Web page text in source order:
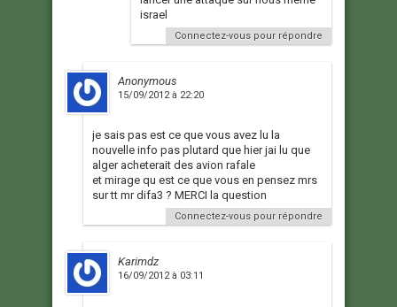
israel
Connectez-vous pour répondre
Anonymous
15/09/2012 à 22:20
je sais pas est ce que vous avez lu la
nouvelle info pas plutard que hier jai lu que
alger acheterait des avion rafale
et mirage qu est ce que vous en pensez mrs
sur tt mr difa3 ? MERCI la question
Connectez-vous pour répondre
Karimdz
16/09/2012 à 03:11